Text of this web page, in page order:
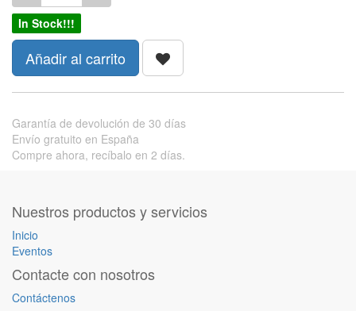
In Stock!!!
Añadir al carrito
Garantía de devolución de 30 días
Envío gratuito en España
Compre ahora, recíbalo en 2 días.
Nuestros productos y servicios
Inicio
Eventos
Contacte con nosotros
Contáctenos